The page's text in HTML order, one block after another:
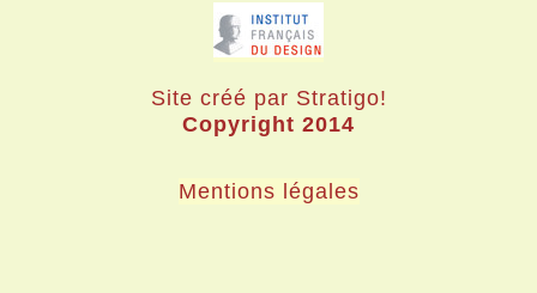
Site créé par Stratigo!
Copyright 2014
Mentions légales